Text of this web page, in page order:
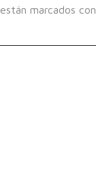
marcados con